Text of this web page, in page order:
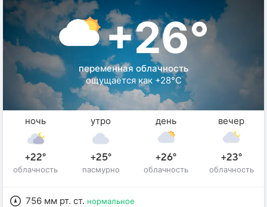
+26°
переменная облачность
ощущается как +28°C
ночь
+22°
облачность
утро
+25°
пасмурно
день
+26°
облачность
вечер
+23°
облачность
756 мм рт. ст. нормальное